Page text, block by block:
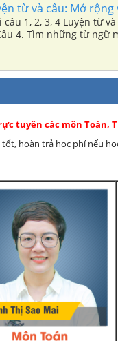
từ và câu: Mở rộng
câu 1, 2, 3, 4 Luyện từ
4. Tìm những từ ngữ
tuyến các môn Toán,
tốt, hoàn trả học phí nếu